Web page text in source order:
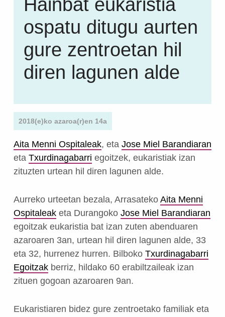
Hainbat eukaristia
ospatu ditugu aurten
gure zentroetan hil
diren lagunen alde
2018(e)ko azaroa(r)en 14a
Aita Menni Ospitaleak, eta Jose Miel Barandiaran
eta Txurdinagabarri egoitzek, eukaristiak izan
zituzten urtean hil diren lagunen alde.
Aurreko urteetan bezala, Arrasateko Aita Menni
Ospitaleaketa Durangoko Jose Miel Barandiaran
egoitzak eukaristia bat izan zuten abenduaren
azaroaren 3an, urtean hil diren lagunen alde, 33
eta 32, hurrenez hurren. Bilboko Txurdinagabarri
Egoitzakberriz, hildako 60 erabiltzaileak izan
zituen gogoan azaroaren 9an.
Eukaristiaren bidez gure zentroetako familiak eta